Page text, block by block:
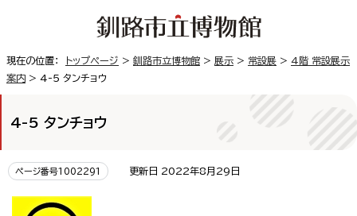
現在の位置： トップページ > 釧路市立博物館 > 展示 > 常設展 > 4階 常設展示
案内 > 4-5 タンチョウ
4-5 タンチョウ
ページ番号1002291 更新日 2022年8月29日